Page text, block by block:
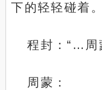
下的轻轻碰着。
程封：“…周
周蒙：